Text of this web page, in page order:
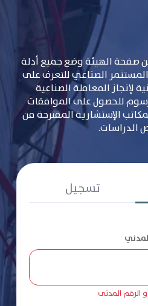
صفحة الهيئة وضع جميع أدلة
الصناعي للتعرف على
لإنجاز المعاملة الصناعية
للحصول على الموافقات
الإستشارية المقترحة من
الدراسات.
تسجيل
أو الرقم المدنى